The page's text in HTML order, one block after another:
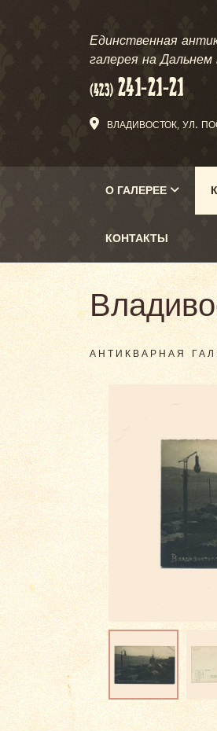
Единственная
галерея на Дальнем
ВЛАДИВОСТОК, УЛ.
О ГАЛЕРЕЕ
КОНТАКТЫ
АНТИКВАРНАЯ